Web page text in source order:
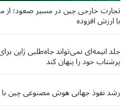
تجارت خارجی چین در مسیر صعود؛ از
با ارزش افزوده
جلد انیمه‌ای نمی‌تواند جاه‌طلبی ژاپن
پرشتاب خود را پنهان کند
رشد نفوذ جهانی هوش مصنوعی چین با